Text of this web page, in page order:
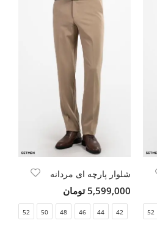
52
شلوار پارچه ای مردانه
5,599,000 تومان
42
44
46
48
50
52